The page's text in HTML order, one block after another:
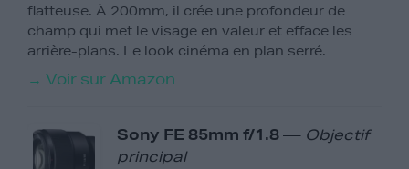
flatteuse. À 200mm, il crée une profondeur de
champ qui met le visage en valeur et efface les
arrière-plans. Le look cinéma en plan serré.
→ Voir sur Amazon
Sony FE 85mm f/1.8— Objectif
principal